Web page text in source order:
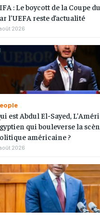
: Le boycott de la Coupe
l’UEFA reste d’actualité
2026
est Abdul El-Sayed,
qui bouleverse la
américaine ?
2026